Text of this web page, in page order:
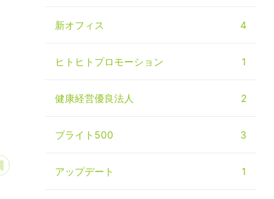
あとで読む
新オフィス 4
ヒトヒトプロモーション 1
健康経営優良法人 2
ブライト500 3
アップデート 1